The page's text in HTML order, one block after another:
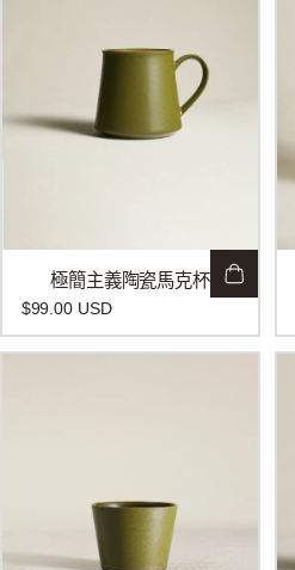
極簡主義陶瓷馬克杯
$99.00 USD